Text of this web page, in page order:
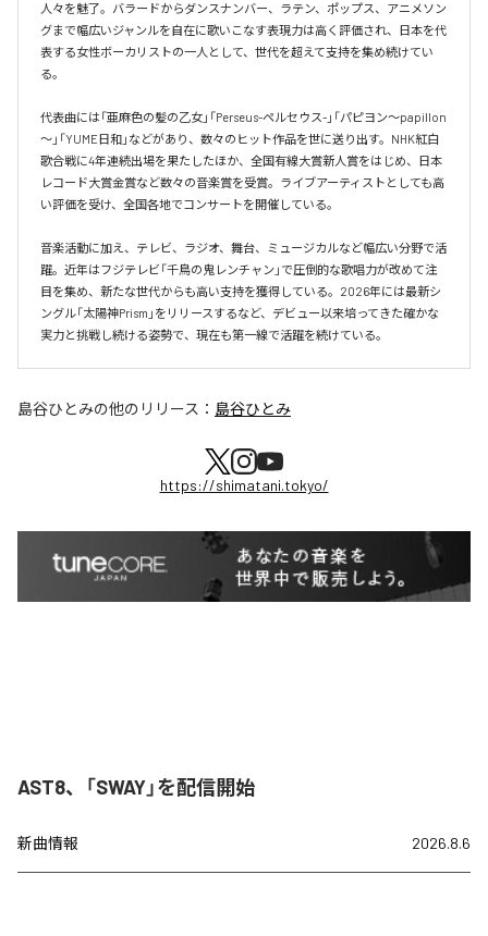
人々を魅了。バラードからダンスナンバー、ラテン、ポップス、アニメソン
グまで幅広いジャンルを自在に歌いこなす表現力は高く評価され、日本を代
表する女性ボーカリストの一人として、世代を超えて支持を集め続けてい
る。
代表曲には「亜麻色の髪の乙女」「Perseus-ペルセウス-」「パピヨン～papillon
～」「YUME日和」などがあり、数々のヒット作品を世に送り出す。NHK紅白
歌合戦に4年連続出場を果たしたほか、全国有線大賞新人賞をはじめ、日本
レコード大賞金賞など数々の音楽賞を受賞。ライブアーティストとしても高
い評価を受け、全国各地でコンサートを開催している。
音楽活動に加え、テレビ、ラジオ、舞台、ミュージカルなど幅広い分野で活
躍。近年はフジテレビ「千鳥の鬼レンチャン」で圧倒的な歌唱力が改めて注
目を集め、新たな世代からも高い支持を獲得している。2026年には最新シ
ングル「太陽神Prism」をリリースするなど、デビュー以来培ってきた確かな
実力と挑戦し続ける姿勢で、現在も第一線で活躍を続けている。
島谷ひとみの他のリリース： 島谷ひとみ
https://shimatani.tokyo/
AST8、「SWAY」を配信開始
新曲情報 2026.8.6